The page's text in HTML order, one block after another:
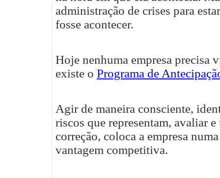
administração de crises para
fosse acontecer.
Hoje nenhuma empresa precisa
existe o Programa de
Agir de maneira consciente,
riscos que representam, avaliar
correção, coloca a empresa
vantagem competitiva.